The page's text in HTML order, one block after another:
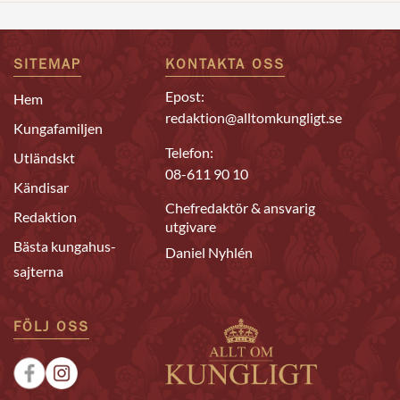
SITEMAP
Hem
Kungafamiljen
Utländskt
Kändisar
Redaktion
Bästa kungahus-
sajterna
KONTAKTA OSS
Epost:
redaktion@alltomkungligt.se
Telefon:
08-611 90 10
Chefredaktör & ansvarig
utgivare
Daniel Nyhlén
FÖLJ OSS